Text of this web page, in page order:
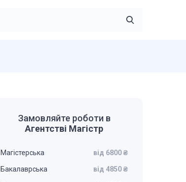
Замовляйте роботи в
Агентстві Магістр
Магістерська від 6800 ₴
Бакалаврська від 4850 ₴